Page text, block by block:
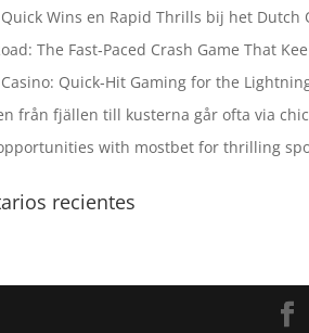
Wins en Rapid Thrills bij het Dutch
The Fast‑Paced Crash Game That
Quick‑Hit Gaming for the
från fjällen till kusterna går ofta via
with mostbet for thrilling
recientes